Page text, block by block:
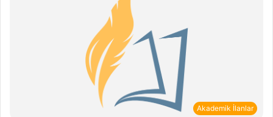
Akademik İlanlar